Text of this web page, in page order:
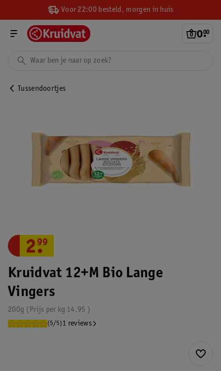
Voor 22:00 besteld, morgen in huis
0.
00
Tussendoortjes
Kruidvat 12+M Bio Lange
Vingers
200g 14.95
Prijs per kg
(5/5)1 reviews
2.
99